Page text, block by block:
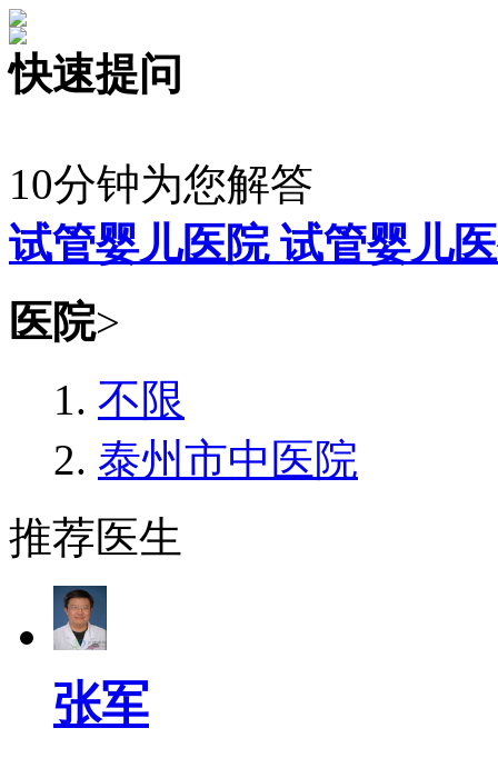
快速提问
10分钟为您解答
试管婴儿医院 试管婴儿
医院>
不限
泰州市中医院
推荐医生
张军